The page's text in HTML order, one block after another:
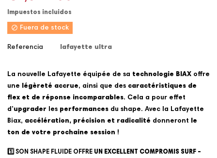
Impuestos incluidos
 Fuera de stock
Referencia lafayette ultra
La nouvelle Lafayette équipée de sa technologie BIAX offre
une légèreté accrue, ainsi que des caractéristiques de
flex et de réponse incomparables. Cela a pour effet
d’upgrader les performances du shape. Avec la Lafayette
Biax, accélération, précision et radicalité donneront le
ton de votre prochaine session !
1️⃣ SON SHAPE FLUIDE OFFRE UN EXCELLENT COMPROMIS SURF –